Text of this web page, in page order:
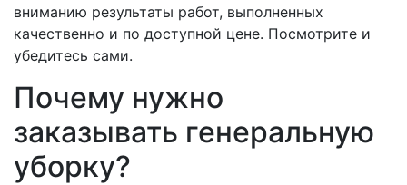
вниманию результаты работ, выполненных
качественно и по доступной цене. Посмотрите и
убедитесь сами.
Почему нужно
заказывать генеральную
уборку?